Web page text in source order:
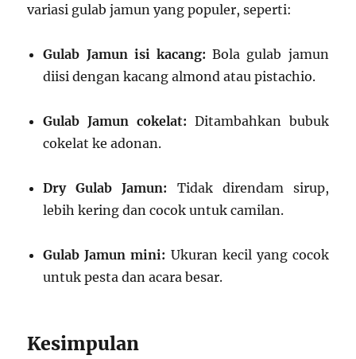
variasi gulab jamun yang populer, seperti:
Gulab Jamun isi kacang: Bola gulab jamun
diisi dengan kacang almond atau pistachio.
Gulab Jamun cokelat: Ditambahkan bubuk
cokelat ke adonan.
Dry Gulab Jamun: Tidak direndam sirup,
lebih kering dan cocok untuk camilan.
Gulab Jamun mini: Ukuran kecil yang cocok
untuk pesta dan acara besar.
Kesimpulan